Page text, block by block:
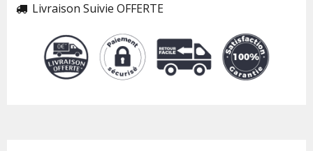
 Livraison Suivie OFFERTE